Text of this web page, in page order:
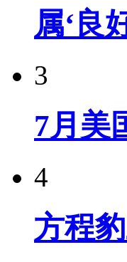
属‘良
3
7月美
4
方程